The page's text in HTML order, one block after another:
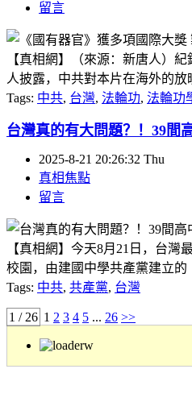
留言
【真相網】（來源：新唐人）
人披露，中共對本片在海外的
Tags: 中共, 台灣, 法輪功, 法輪功
台灣真的有大問題？！39間
2025-8-21 20:26:32 Thu
真相焦點
留言
【真相網】今天8月21日，台
校園，由建國中學共產黨建立
Tags: 中共, 共產黨, 台灣
1 / 26 1 2 3 4 5 ... 26 >>